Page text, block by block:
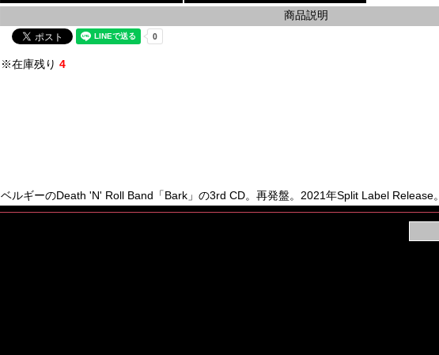
商品説明
※在庫残り 4
ベルギーのDeath 'N' Roll Band「Bark」の3rd CD。再発盤。2021年Split Label Release。